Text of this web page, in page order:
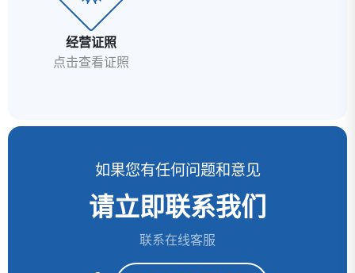
经营证照
点击查看证照
如果您有任何问题和意见
请立即联系我们
联系在线客服